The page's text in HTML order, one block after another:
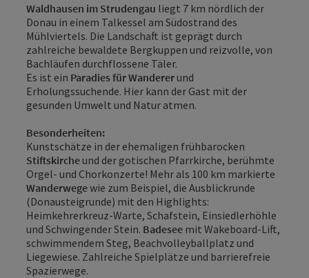
Waldhausen im Strudengau liegt 7 km nördlich der
Donau in einem Talkessel am Südostrand des
Mühlviertels. Die Landschaft ist geprägt durch
zahlreiche bewaldete Bergkuppen und reizvolle, von
Bachläufen durchflossene Täler.
Es ist ein Paradies für Wandererund
Erholungssuchende. Hier kann der Gast mit der
gesunden Umwelt und Natur atmen.
Besonderheiten:
Kunstschätze in der ehemaligen frühbarocken
Stiftskircheund der gotischen Pfarrkirche, berühmte
Orgel- und Chorkonzerte! Mehr als 100 km markierte
Wanderwegewie zum Beispiel, die Ausblickrunde
(Donausteigrunde) mit den Highlights:
Heimkehrerkreuz-Warte, Schafstein, Einsiedlerhöhle
und Schwingender Stein. Badesee mit Wakeboard-Lift,
schwimmendem Steg, Beachvolleyballplatz und
Liegewiese. Zahlreiche Spielplätze und barrierefreie
Spazierwege.